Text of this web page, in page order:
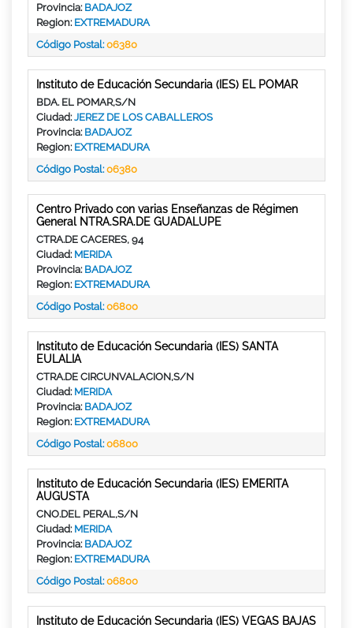
Provincia: BADAJOZ
Region: EXTREMADURA
Código Postal:06380
Instituto de Educación Secundaria (IES) EL POMAR
BDA. EL POMAR,S/N
Ciudad:JEREZ DE LOS CABALLEROS
Provincia: BADAJOZ
Region: EXTREMADURA
Código Postal:06380
Centro Privado con varias Enseñanzas de Régimen
General NTRA.SRA.DE GUADALUPE
CTRA.DE CACERES, 94
Ciudad: MERIDA
Provincia: BADAJOZ
Region: EXTREMADURA
Código Postal:06800
Instituto de Educación Secundaria (IES) SANTA
EULALIA
CTRA.DE CIRCUNVALACION,S/N
Ciudad: MERIDA
Provincia: BADAJOZ
Region: EXTREMADURA
Código Postal:06800
Instituto de Educación Secundaria (IES) EMERITA
AUGUSTA
CNO.DEL PERAL,S/N
Ciudad: MERIDA
Provincia: BADAJOZ
Region: EXTREMADURA
Código Postal:06800
Instituto de Educación Secundaria (IES) VEGAS BAJAS